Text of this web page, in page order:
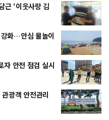
근 ‘이웃사랑 김
화…안심 물놀이
자 안전 점검 실시
광객 안전관리